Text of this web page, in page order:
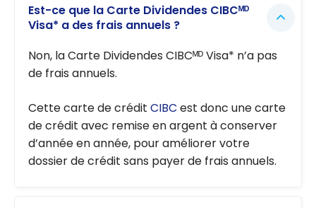
Est-ce que la Carte Dividendes CIBCᴹᴰ
Visa* a des frais annuels ?
Non, la Carte Dividendes CIBCᴹᴰ Visa* n’a pas
de frais annuels.
Cette carte de créditCIBC est donc une carte
de crédit avec remise en argent à conserver
d’année en année, pour améliorer votre
dossier de crédit sans payer de frais annuels.